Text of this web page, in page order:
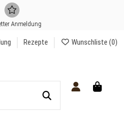
Anmeldung
Rezepte Wunschliste (0)